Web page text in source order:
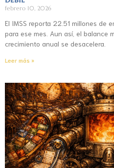
febrero 10, 2026
El IMSS reporta 22.51 millones de
para ese mes. Aun así, el balance
crecimiento anual se desacelera.
Leer más »